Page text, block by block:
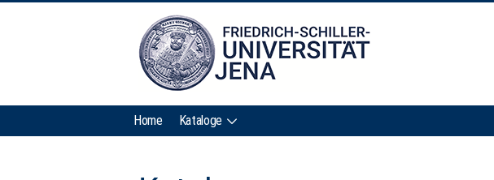
Home Kataloge